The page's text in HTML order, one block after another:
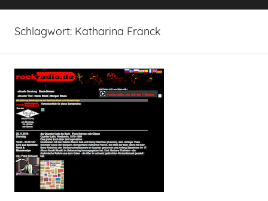
Berlin
Schlagwort: Katharina Franck